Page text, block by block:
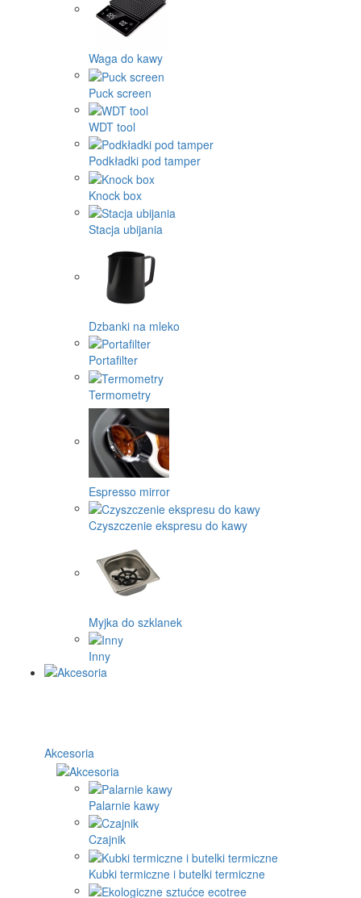
Waga do kawy
Puck screen
WDT tool
Podkładki pod tamper
Knock box
Stacja ubijania
Dzbanki na mleko
Portafilter
Termometry
Espresso mirror
Czyszczenie ekspresu do kawy
Myjka do szklanek
Inny
Akcesoria
Palarnie kawy
Czajnik
Kubki termiczne i butelki termiczne